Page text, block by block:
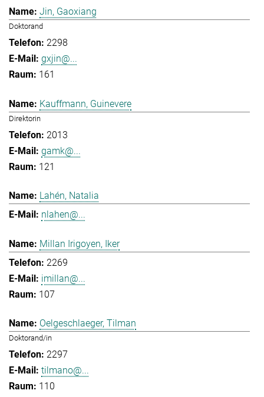
Jin, Gaoxiang
Doktorand
2298
gxjin@...
161
Kauffmann, Guinevere
Direktorin
2013
gamk@...
121
Lahén, Natalia
nlahen@...
Millan Irigoyen, Iker
2269
imillan@...
107
Oelgeschlaeger, Tilman
Doktorand/in
2297
tilmano@...
110